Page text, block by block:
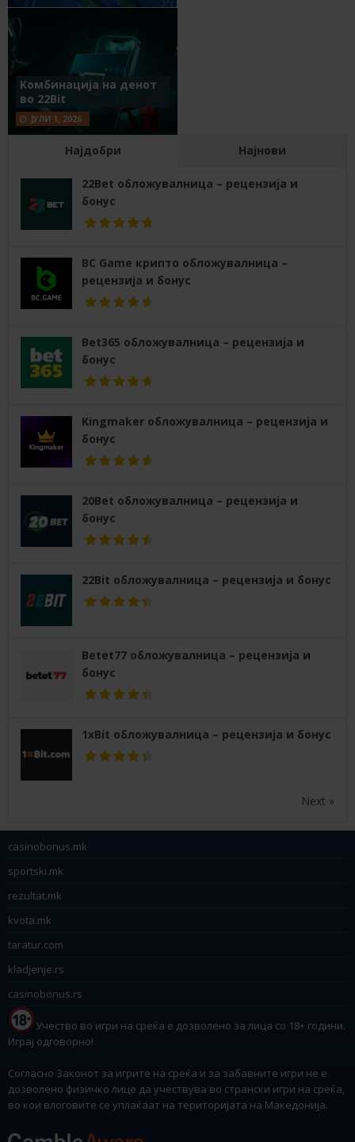
Комбинација на денот
во 22Bit
ЈУЛИ 1, 2026
Најдобри Најнови
22Bet обложувалница – рецензија и
бонус
BC Game крипто обложувалница –
рецензија и бонус
Bet365 обложувалница – рецензија и
бонус
Kingmaker обложувалница – рецензија и
бонус
20Bet обложувалница – рецензија и
бонус
22Bit обложувалница – рецензија и бонус
Betet77 обложувалница – рецензија и
бонус
1xBit обложувалница – рецензија и бонус
Next »
casinobonus.mk
sportski.mk
rezultat.mk
kvota.mk
taratur.com
kladjenje.rs
casinobonus.rs
Учество во игри на среќа е дозволено за лица со 18+ години.
Играј одговорно!
Согласно Законот за игрите на среќа и за забавните игри не е
дозволено физичко лице да учествува во странски игри на среќа,
во кои влоговите се уплаќаат на територијата на Македонија.